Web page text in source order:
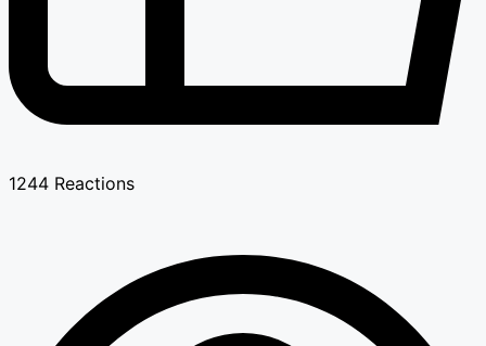
1244 Reactions